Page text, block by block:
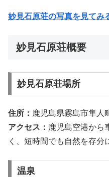
妙見石原荘の写真を見てみ
妙見石原荘概要
妙見石原荘場所
住所： 鹿児島県霧島市隼人
アクセス： 鹿児島空港から
く、短時間でも自然を存分
温泉